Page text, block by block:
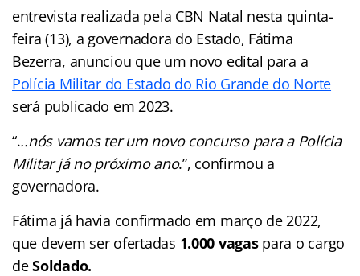
entrevista realizada pela CBN Natal nesta quinta-
feira (13), a governadora do Estado, Fátima
Bezerra, anunciou que um novo edital para a
Polícia Militar do Estado do Rio Grande do Norte
será publicado em 2023.
“...nós vamos ter um novo concurso para a Polícia
Militar já no próximo ano.”, confirmou a
governadora.
Fátima já havia confirmado em março de 2022,
que devem ser ofertadas 1.000 vagaspara o cargo
deSoldado.